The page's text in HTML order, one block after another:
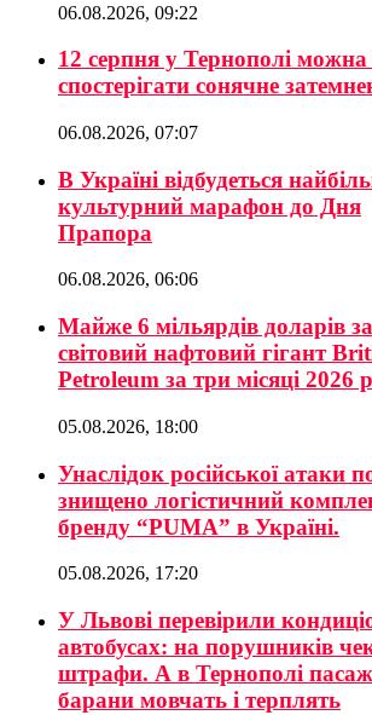
06.08.2026, 09:22
12 серпня у Тернополі можна
спостерігати сонячне
06.08.2026, 07:07
В Україні відбудеться
культурний марафон до Дня
Прапора
06.08.2026, 06:06
Майже 6 мільярдів доларів
світовий нафтовий гігант
Petroleum за три місяці 2026
05.08.2026, 18:00
Унаслідок російської атаки
знищено логістичний
бренду “PUMA” в Україні.
05.08.2026, 17:20
У Львові перевірили
автобусах: на порушників
штрафи. А в Тернополі
барани мовчать і терплять